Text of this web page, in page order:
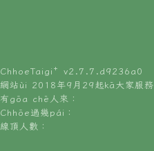
ChhoeTaigi⁺ v2.7.7.d9236a0
網站ùi 2018年9月29起kā大家服務
有gōa chē人來：
Chhōe過幾pái：
線頂人數：